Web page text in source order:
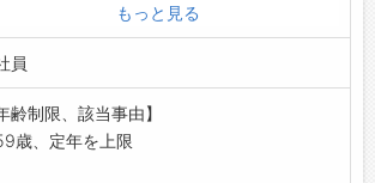
、楽しく働く職場です♪
広い世代の作業員が切磋琢磨しながら成長
彩な作業に挑戦できる、面白い現場です◎
在、上越・柏崎・刈羽エリアから通勤中の
ッフが活躍しています！
地施工管理や安全管理等の現場監督
ティング、メール確認、工場にて進捗確
行程通りに作業
進んでいるか確認や指示をおこない工程管
して頂きます。
もっと見る
員
齢制限、該当事由】
歳、定年を上限